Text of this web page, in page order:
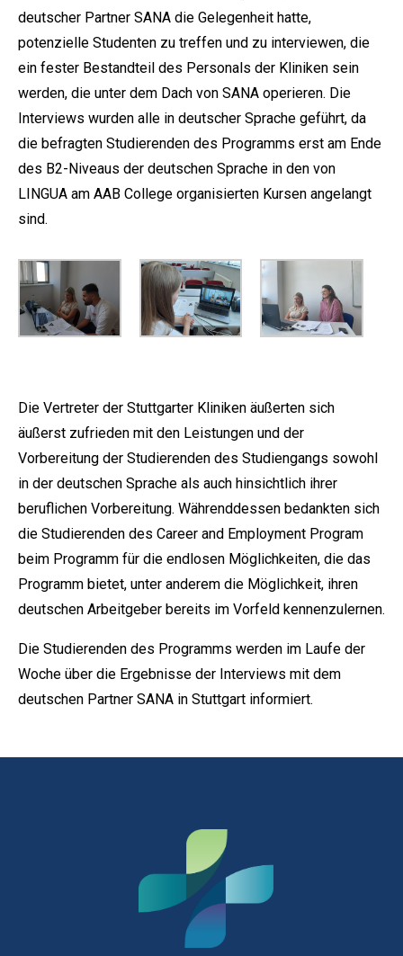
deutscher Partner SANA die Gelegenheit hatte,
potenzielle Studenten zu treffen und zu interviewen, die
ein fester Bestandteil des Personals der Kliniken sein
werden, die unter dem Dach von SANA operieren. Die
Interviews wurden alle in deutscher Sprache geführt, da
die befragten Studierenden des Programms erst am Ende
des B2-Niveaus der deutschen Sprache in den von
LINGUA am AAB College organisierten Kursen angelangt
sind.
Die Vertreter der Stuttgarter Kliniken äußerten sich
äußerst zufrieden mit den Leistungen und der
Vorbereitung der Studierenden des Studiengangs sowohl
in der deutschen Sprache als auch hinsichtlich ihrer
beruflichen Vorbereitung. Währenddessen bedankten sich
die Studierenden des Career and Employment Program
beim Programm für die endlosen Möglichkeiten, die das
Programm bietet, unter anderem die Möglichkeit, ihren
deutschen Arbeitgeber bereits im Vorfeld kennenzulernen.
Die Studierenden des Programms werden im Laufe der
Woche über die Ergebnisse der Interviews mit dem
deutschen Partner SANA in Stuttgart informiert.